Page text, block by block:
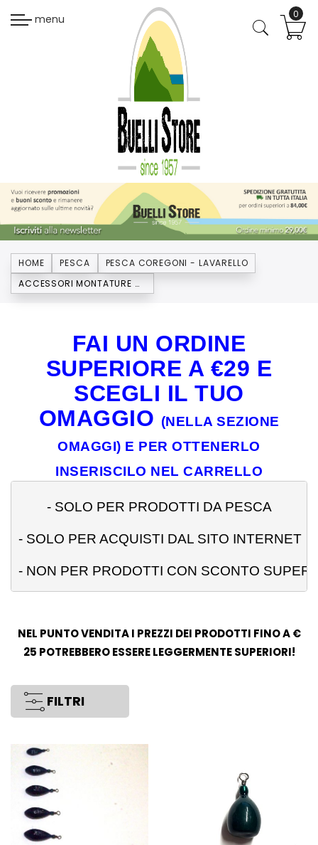
menu
HOME PESCA
PESCA COREGONI - LAVARELLO
ACCESSORI MONTATURE COREGONI
FAI UN ORDINE
SUPERIORE A €29 E
SCEGLI IL TUO
OMAGGIO (NELLA SEZIONE
OMAGGI) E PER OTTENERLO
INSERISCILO NEL CARRELLO
- SOLO PER PRODOTTI DA PESCA
- SOLO PER ACQUISTI DAL SITO INTERNET
- NON PER PRODOTTI CON SCONTO
NEL PUNTO VENDITA I PREZZI DEI PRODOTTI FINO A €
25 POTREBBERO ESSERE LEGGERMENTE SUPERIORI!
FILTRI